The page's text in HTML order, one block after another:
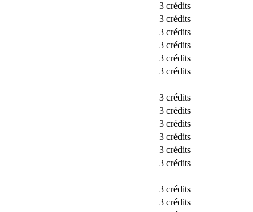
3 crédits
3 crédits
3 crédits
3 crédits
3 crédits
3 crédits
3 crédits
3 crédits
3 crédits
3 crédits
3 crédits
3 crédits
3 crédits
3 crédits